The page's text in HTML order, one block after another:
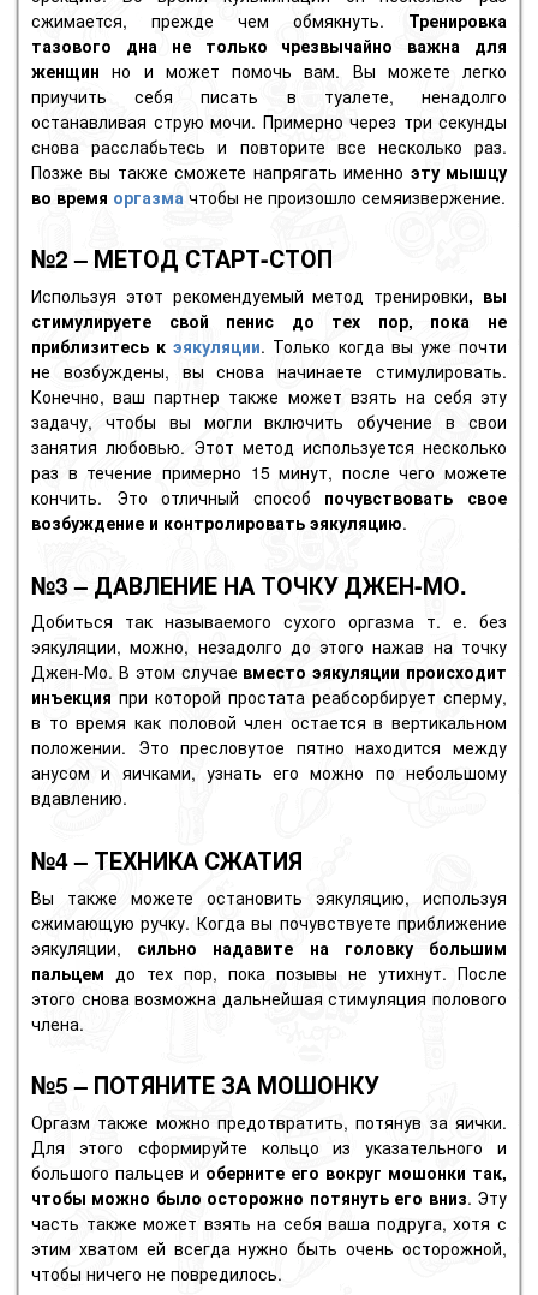
сжимается, прежде чем обмякнуть. Тренировка
тазового дна не только чрезвычайно важна для
женщин но и может помочь вам. Вы можете легко
приучить себя писать в туалете, ненадолго
останавливая струю мочи. Примерно через три секунды
снова расслабьтесь и повторите все несколько раз.
Позже вы также сможете напрягать именно эту мышцу
во время оргазма чтобы не произошло семяизвержение.
№2 – МЕТОД СТАРТ-СТОП
Используя этот рекомендуемый метод тренировки, вы
стимулируете свой пенис до тех пор, пока не
приблизитесь кэякуляции. Только когда вы уже почти
не возбуждены, вы снова начинаете стимулировать.
Конечно, ваш партнер также может взять на себя эту
задачу, чтобы вы могли включить обучение в свои
занятия любовью. Этот метод используется несколько
раз в течение примерно 15 минут, после чего можете
кончить. Это отличный способ почувствовать свое
возбуждение и контролировать эякуляцию.
№3 – ДАВЛЕНИЕ НА ТОЧКУ ДЖЕН-МО.
Добиться так называемого сухого оргазма т. е. без
эякуляции, можно, незадолго до этого нажав на точку
Джен-Мо. В этом случае вместо эякуляции происходит
инъекция при которой простата реабсорбирует сперму,
в то время как половой член остается в вертикальном
положении. Это пресловутое пятно находится между
анусом и яичками, узнать его можно по небольшому
вдавлению.
№4 – ТЕХНИКА СЖАТИЯ
Вы также можете остановить эякуляцию, используя
сжимающую ручку. Когда вы почувствуете приближение
эякуляции, сильно надавите на головку большим
пальцем до тех пор, пока позывы не утихнут. После
этого снова возможна дальнейшая стимуляция полового
члена.
№5 – ПОТЯНИТЕ ЗА МОШОНКУ
Оргазм также можно предотвратить, потянув за яички.
Для этого сформируйте кольцо из указательного и
большого пальцев и оберните его вокруг мошонки так,
чтобы можно было осторожно потянуть его вниз. Эту
часть также может взять на себя ваша подруга, хотя с
этим хватом ей всегда нужно быть очень осторожной,
чтобы ничего не повредилось.